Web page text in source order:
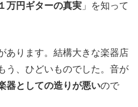
１万円ギターの真実 」を知って
あります。結構大きな楽器店
う、ひどいものでした。音が
器としての造りが悪いので